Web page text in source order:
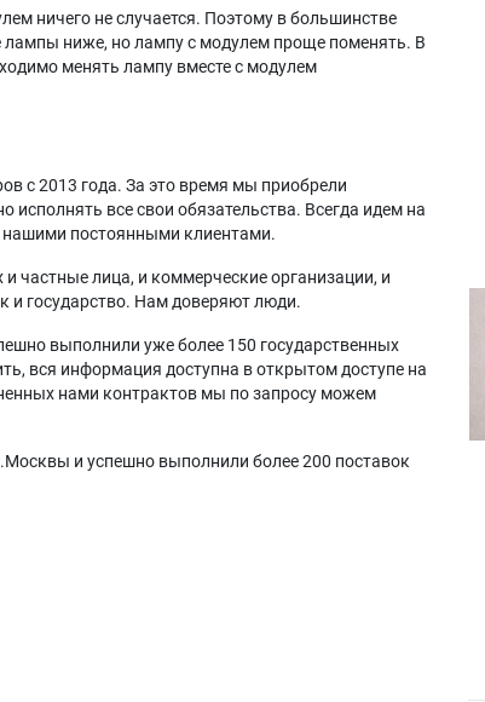
ничего не случается. Поэтому в большинстве
лампы ниже, но лампу с модулем проще поменять. В
менять лампу вместе с модулем
с 2013 года. За это время мы приобрели
все свои обязательства. Всегда идем на
нашими постоянными клиентами.
частные лица, и коммерческие организации, и
и государство. Нам доверяют люди.
выполнили уже более 150 государственных
вся информация доступна в открытом доступе на
нами контрактов мы по запросу можем
и успешно выполнили более 200 поставок